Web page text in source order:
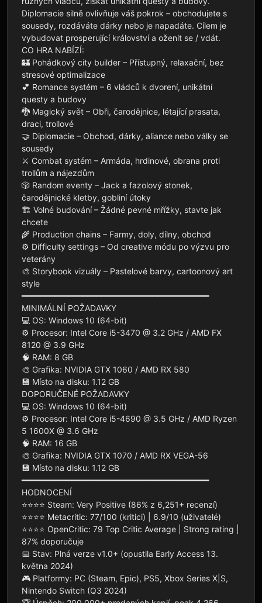
Diplomacie silně ovlivňuje váš pokrok – obchodujete s
sousedy, rozdáváte dárky nebo je napadáte. Cílem je
vybudovat prosperující království a oženit se / vdát.
CO HRA NABÍZÍ:
🏰 Pohádkový city builder – Přístupný, relaxační, bez
stresové optimalizace
💕 Romance systém – 6 vládců k dvorení, unikátní
questy a budovy
🐉 Magický svět – Obři, čarodějnice, létající prasata,
draci, trollové
🤝 Diplomacie – Obchod, dárky, aliance nebo války se
sousedy
⚔️ Combat systém – Armáda, hrdinové, obrana proti
trollům a nájezdům
🎲 Random eventy – Jack a fazolový stonek,
čarodějnické kletby, gobliní útoky
🏗️ Volné budování – Žádné pevné mřížky, stavte jak
chcete
🌾 Production chains – Farmy, doly, dílny, obchod
⚙️ Difficulty settings – Od creative módu po výzvu pro
veterány
🎨 Storybook vizuály – Pastelové barvy, cartoonový art
style
━━━━━━━━━━━━━━━━━━━━━━━━━━━━━━━━━━━━━━━━
MINIMÁLNÍ POŽADAVKY
💻 OS: Windows 10 (64-bit)
⚙️ Procesor: Intel Core i5-3470 @ 3.2 GHz / AMD FX
8120 @ 3.9 GHz
🧠 RAM: 8 GB
🎨 Grafika: NVIDIA GTX 1060 / AMD RX 580
💾 Místo na disku: 1.12 GB
DOPORUČENÉ POŽADAVKY
💻 OS: Windows 10 (64-bit)
⚙️ Procesor: Intel Core i5-4690 @ 3.5 GHz / AMD Ryzen
5 1600X @ 3.6 GHz
🧠 RAM: 16 GB
🎨 Grafika: NVIDIA GTX 1070 / AMD RX VEGA-56
💾 Místo na disku: 1.12 GB
━━━━━━━━━━━━━━━━━━━━━━━━━━━━━━━━━━━━━━━━
HODNOCENÍ
⭐⭐⭐⭐ Steam: Very Positive (86% z 6,251+ recenzí)
⭐⭐⭐⭐ Metacritic: 77/100 (kritici) | 6.9/10 (uživatelé)
⭐⭐⭐⭐ OpenCritic: 79 Top Critic Average | Strong rating |
87% doporučuje
📅 Stav: Plná verze v1.0+ (opustila Early Access 13.
května 2024)
🎮 Platformy: PC (Steam, Epic), PS5, Xbox Series X|S,
Nintendo Switch (Q3 2024)